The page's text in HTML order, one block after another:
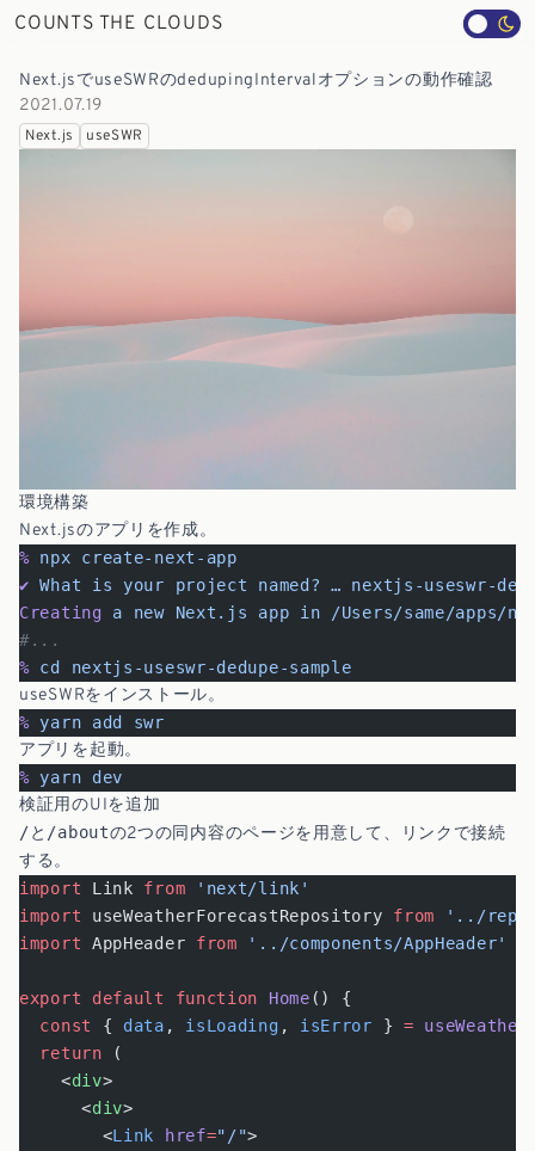
COUNTS THE CLOUDS
Next.jsでuseSWRのdedupingIntervalオプションの動作確認
2021.07.19
Next.js useSWR
環境構築
Next.jsのアプリを作成。
% npx create-next-app
✔ What is your project named? … nextjs-useswr-
Creating a new Next.js app in /Users/same/apps/
#...
% cd nextjs-useswr-dedupe-sample
useSWRをインストール。
% yarn add swr
アプリを起動。
% yarn dev
検証用のUIを追加
/と /aboutの2つの同内容のページを用意して、リンクで接続
する。
import Link from 'next/link'
import useWeatherForecastRepository from '../
import AppHeader from '../components/AppHeader'
export default function Home () {
  const
{ data , isLoading , isError } =
  return
(
    <
div>
      <
div>
        <
Link href="/">